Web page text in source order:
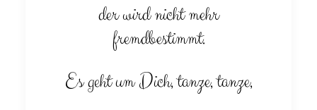
der wird nicht mehr
fremdbestimmt.
Es geht um Dich, tanze, tanze,